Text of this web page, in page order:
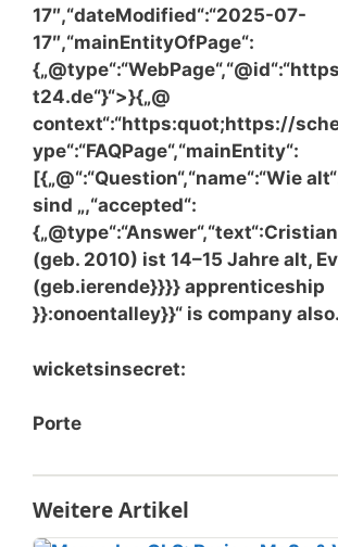
17″,“dateModified“:“2025-07-
17″,“mainEntityOfPage“:
t24.de“}“>}{„@
context“:“https:quot;https://
ype“:“FAQPage“,“mainEntity“:
[{„@“:“Question“,“name“:“Wie
sind „,“accepted“:
(geb. 2010) ist 14–15 Jahre alt,
(geb.ierende}}}} apprenticeship
}}:onoentalley}}“ is company also.
wicketsinsecret:
Porte
Weitere Artikel